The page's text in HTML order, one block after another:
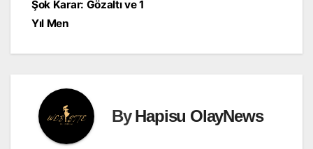
Şok Karar: Gözaltı ve 1
Yıl Men
ByHapisu OlayNews